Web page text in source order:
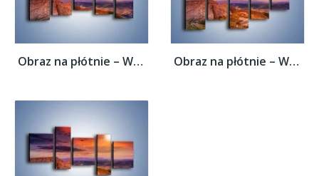
Obraz na płótnie – Widok ze szczytu –... Obraz na płótnie – Widok ze szczytu –...